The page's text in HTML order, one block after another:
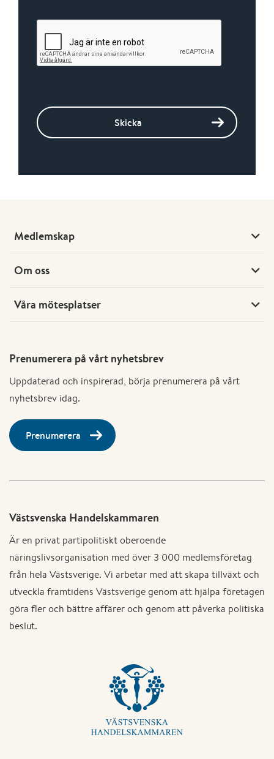
Skicka
Medlemskap
Om oss
Våra mötesplatser
Prenumerera på vårt nyhetsbrev
Uppdaterad och inspirerad, börja prenumerera på vårt
nyhetsbrev idag.
Prenumerera
Västsvenska Handelskammaren
Är en privat partipolitiskt oberoende
näringslivsorganisation med över 3 000 medlemsföretag
från hela Västsverige. Vi arbetar med att skapa tillväxt och
utveckla framtidens Västsverige genom att hjälpa företagen
göra fler och bättre affärer och genom att påverka politiska
beslut.